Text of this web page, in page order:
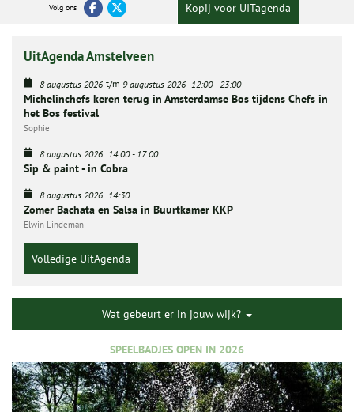
Volg ons Kopij voor UITagenda
UitAgenda Amstelveen
8 augustus 2026 t/m 9 augustus 2026 12:00-23:00
Michelinchefs keren terug in Amsterdamse Bos tijdens Chefs in
het Bos festival
Sophie
8 augustus 2026 14:00-17:00
Sip & paint - in Cobra
8 augustus 2026 14:30
Zomer Bachata en Salsa in Buurtkamer KKP
Elwin Lindeman
Volledige UitAgenda
Wat gebeurt er in jouw wijk?
SPEELBADJES OPEN IN 2026